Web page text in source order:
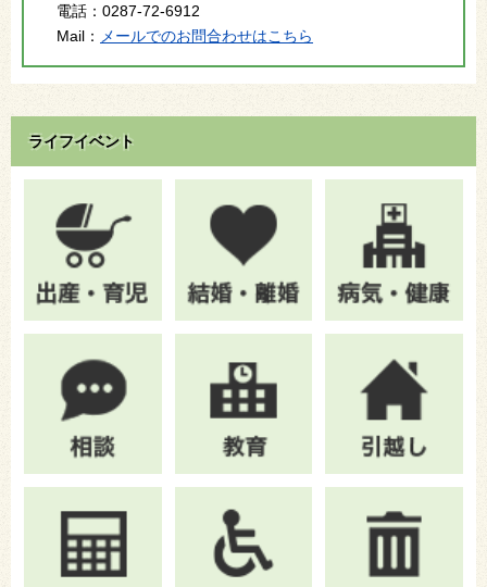
電話： 0287-72-6912
Mail：
メールでのお問合わせはこちら
ライフイベント